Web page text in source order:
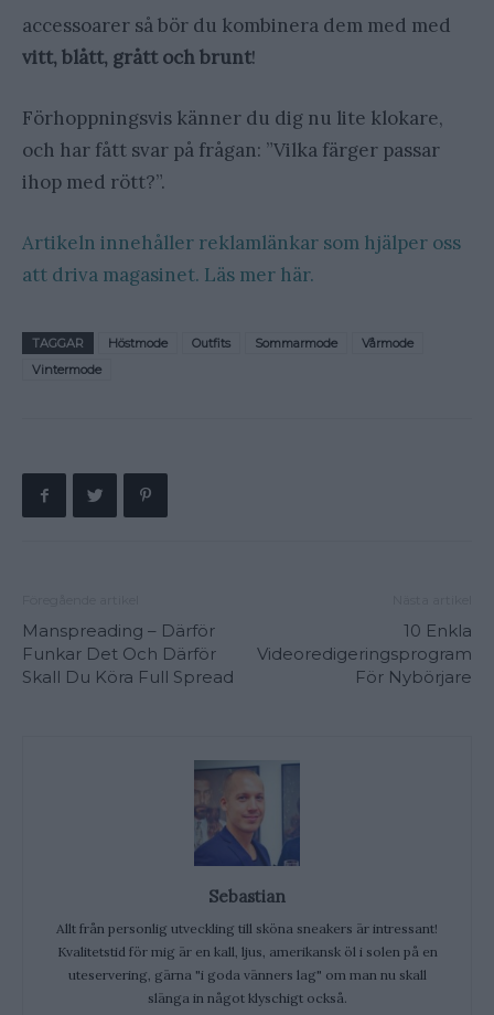
accessoarer så bör du kombinera dem med med
vitt, blått, grått och brunt!
Förhoppningsvis känner du dig nu lite klokare,
och har fått svar på frågan: ”Vilka färger passar
ihop med rött?”.
Artikeln innehåller reklamlänkar som hjälper oss
att driva magasinet. Läs mer här.
TAGGAR Höstmode Outfits Sommarmode
Vårmode
Vintermode
Manspreading – Därför
Funkar Det Och Därför
Skall Du Köra Full Spread
10 Enkla
Videoredigeringsprogram
För Nybörjare
Sebastian
Allt från personlig utveckling till sköna sneakers är intressant!
Kvalitetstid för mig är en kall, ljus, amerikansk öl i solen på en
uteservering, gärna "i goda vänners lag" om man nu skall
slänga in något klyschigt också.